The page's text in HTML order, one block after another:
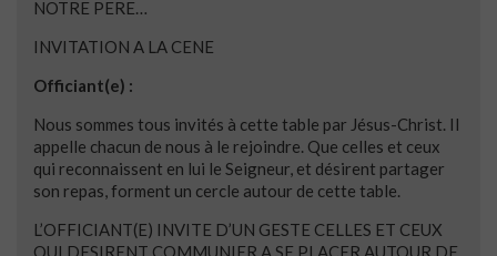
NOTRE PERE…
INVITATION A LA CENE
Officiant(e) :
Nous sommes tous invités à cette table par Jésus-Christ. Il
appelle chacun de nous à le rejoindre. Que celles et ceux
qui reconnaissent en lui le Seigneur, et désirent partager
son repas, forment un cercle autour de cette table.
L’OFFICIANT(E) INVITE D’UN GESTE CELLES ET CEUX
QUI DESIRENT COMMUNIER A SE PLACER AUTOUR DE